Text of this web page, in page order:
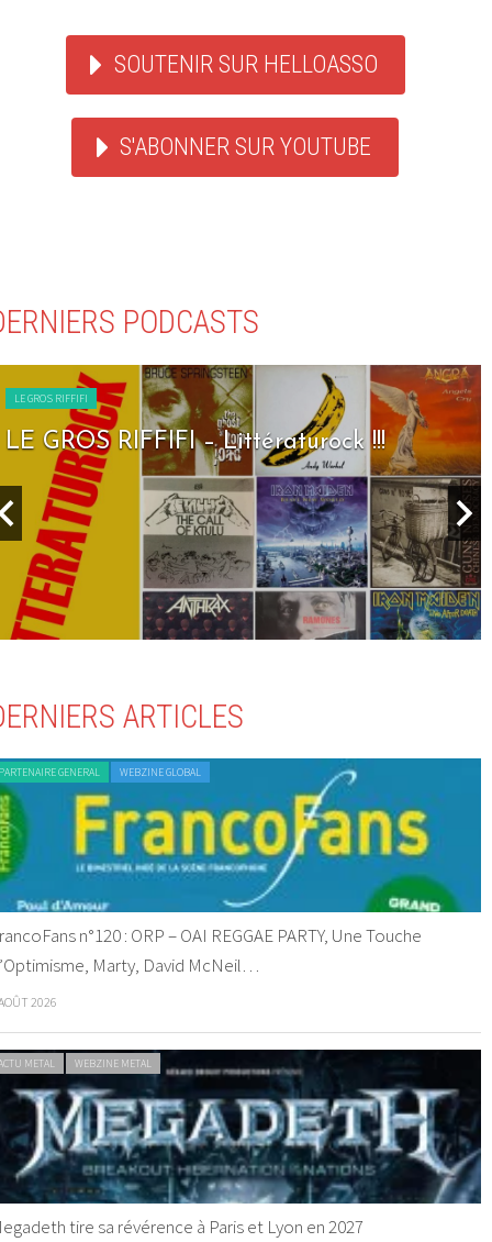
SOUTENIR SUR HELLOASSO
S'ABONNER SUR YOUTUBE
PODCASTS
LE GROS RIFFIFI
LE GROS RIFFIFI – Littératurock !!!
ARTICLES
GENERAL WEBZINE GLOBAL
n°120 : ORP – OAI REGGAE PARTY, Une Touche
Marty, David McNeil…
2026
METAL WEBZINE METAL
tire sa révérence à Paris et Lyon en 2027